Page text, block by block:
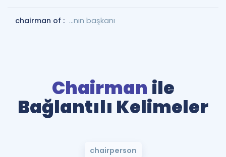
chairman of : ...nın başkanı
Chairman ile
Bağlantılı Kelimeler
chairperson